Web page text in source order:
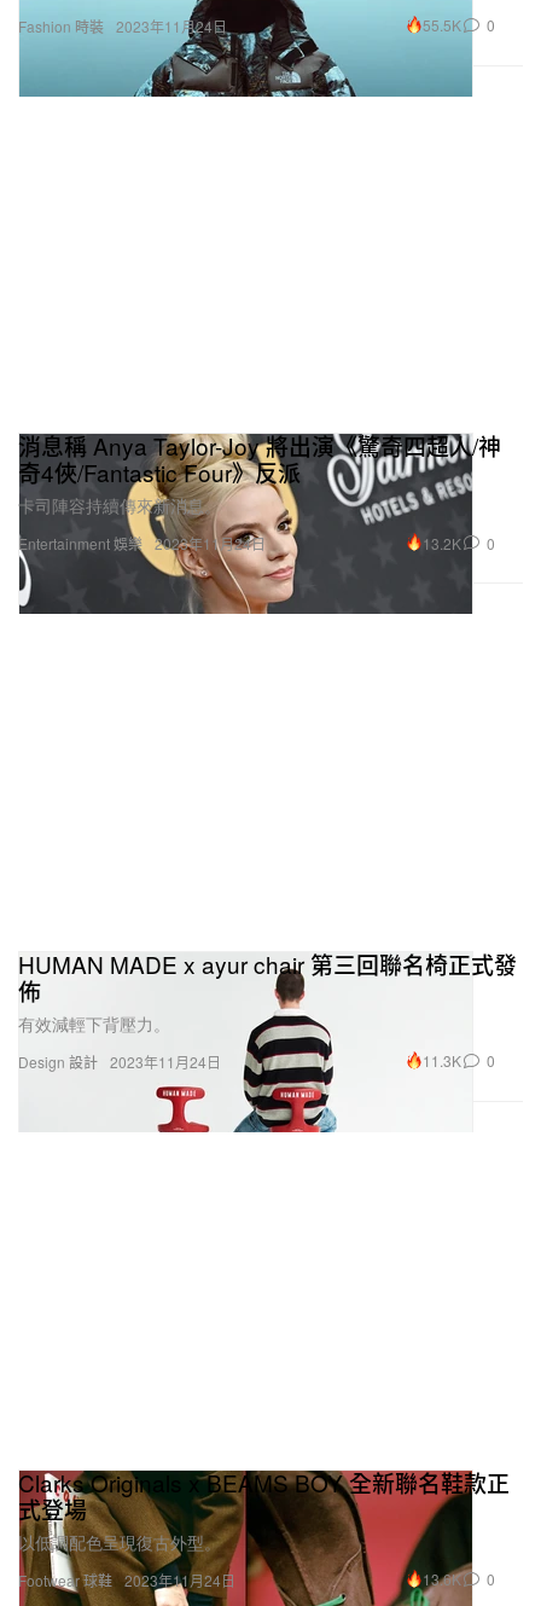
Fashion 時裝 2023年11月24日 55.5K 0
Entertainment 娛樂
消息稱 Anya Taylor-Joy 將出演《驚奇四超人/神
奇4俠/Fantastic Four》反派
卡司陣容持續傳來新消息。
2023年11月24日 13.2K 0
Design 設計
HUMAN MADE x ayur chair 第三回聯名椅正式發
佈
有效減輕下背壓力。
2023年11月24日 11.3K 0
Footwear 球鞋
Clarks Originals x BEAMS BOY 全新聯名鞋款正
式登場
以低調配色呈現復古外型。
2023年11月24日 13.6K 0